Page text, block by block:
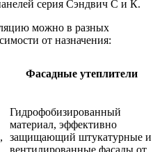
серия Сэндвич С и К.
можно в разных
от назначения:
Фасадные утеплители
Гидрофобизированный
материал, эффективно
защищающий штукатурные и